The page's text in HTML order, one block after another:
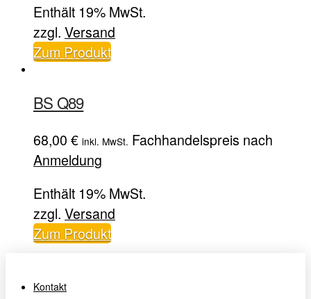
Enthält 19% MwSt.
zzgl. Versand
Zum Produkt
BS Q89
68,00 € inkl. MwSt. Fachhandelspreis nach
Anmeldung
Enthält 19% MwSt.
zzgl. Versand
Zum Produkt
Kontakt